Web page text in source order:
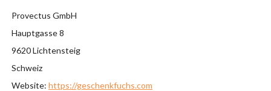
Provectus GmbH
Hauptgasse 8
9620 Lichtensteig
Schweiz
Website: https://geschenkfuchs.com